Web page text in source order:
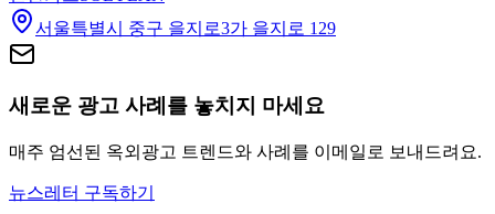
서울특별시 중구 을지로3가 을지로 129
새로운 광고 사례를 놓치지 마세요
매주 엄선된 옥외광고 트렌드와 사례를 이메일로 보내드려요.
뉴스레터 구독하기